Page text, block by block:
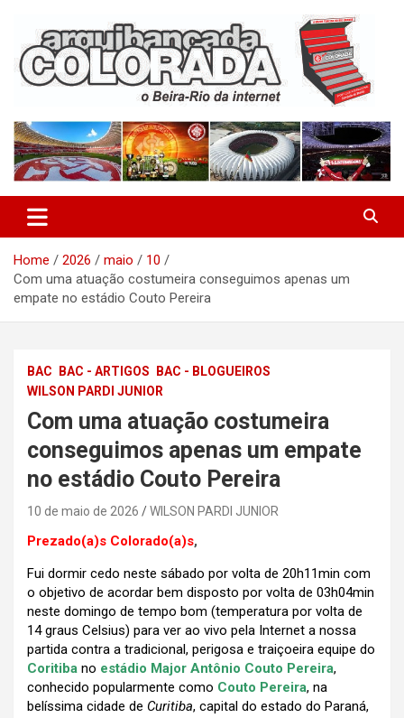
content
Arquibancada Colorada
Home 2026 maio
10
Com uma atuação costumeira conseguimos apenas um
empate no estádio Couto Pereira
BAC BAC - ARTIGOS
BAC - BLOGUEIROS
WILSON PARDI JUNIOR
Com uma atuação costumeira
conseguimos apenas um empate
no estádio Couto Pereira
10 de maio de 2026 WILSON PARDI JUNIOR
Prezado(a)s Colorado(a)s,
Fui dormir cedo neste sábado por volta de 20h11min com
o objetivo de acordar bem disposto por volta de 03h04min
neste domingo de tempo bom (temperatura por volta de
14 graus Celsius) para ver ao vivo pela Internet a nossa
partida contra a tradicional, perigosa e traiçoeira equipe do
Coritiba no estádio Major Antônio Couto Pereira,
conhecido popularmente como Couto Pereira, na
belíssima cidade de Curitiba, capital do estado do Paraná,